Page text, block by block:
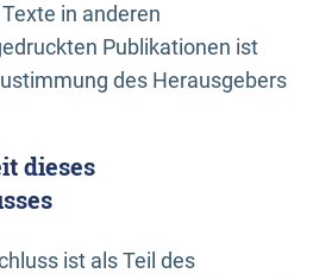
in anderen
Publikationen ist
des Herausgebers
dieses
ist als Teil des